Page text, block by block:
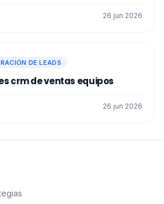
26 jun 2026
DE LEADS
crm de ventas​ equipos
26 jun 2026